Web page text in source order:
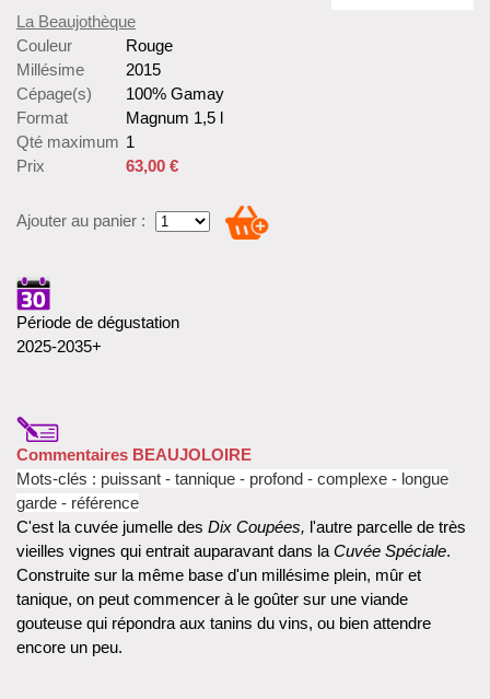
La Beaujothèque
Couleur
Rouge
Millésime
2015
Cépage(s)
100% Gamay
Format
Magnum 1,5 l
Qté maximum 1
Prix
63,00 €
Ajouter au panier :
Période de dégustation
2025-2035+
Commentaires BEAUJOLOIRE
Mots-clés : puissant - tannique - profond - complexe - longue
garde - référence
C'est la cuvée jumelle des Dix Coupées, l'autre parcelle de très
vieilles vignes qui entrait auparavant dans la Cuvée Spéciale.
Construite sur la même base d'un millésime plein, mûr et
tanique, on peut commencer à le goûter sur une viande
gouteuse qui répondra aux tanins du vins, ou bien attendre
encore un peu.